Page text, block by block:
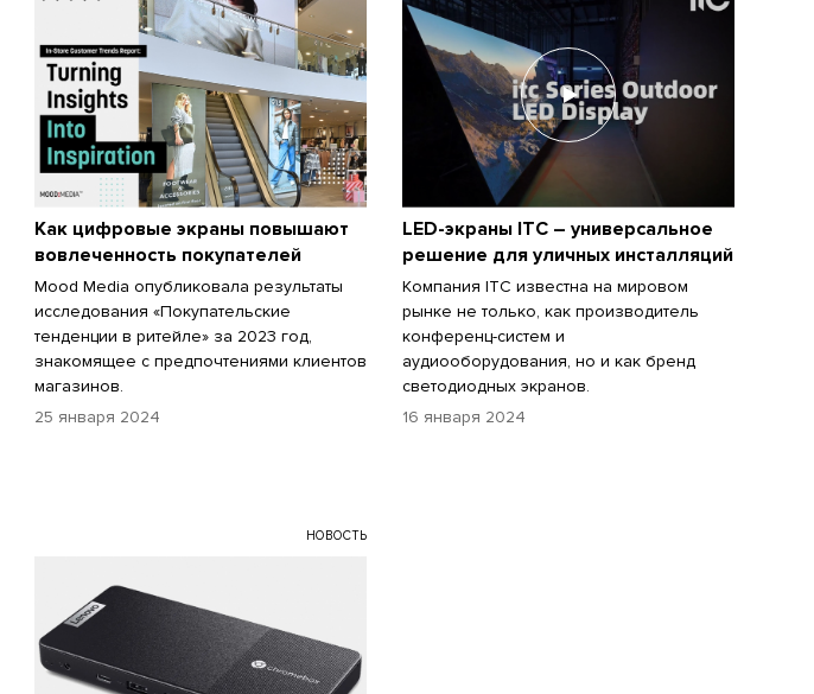
Как цифровые экраны повышают
вовлеченность покупателей
Mood Media опубликовала результаты
исследования «Покупательские
тенденции в ритейле» за 2023 год,
знакомящее с предпочтениями клиентов
магазинов.
25 января 2024
LED-экраны ITC – универсальное
решение для уличных инсталляций
Компания ITC известна на мировом
рынке не только, как производитель
конференц-систем и
аудиооборудования, но и как бренд
светодиодных экранов.
16 января 2024
НОВОСТЬ